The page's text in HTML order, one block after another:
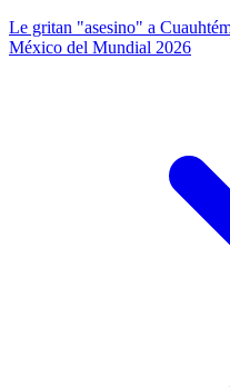
Le gritan "asesino" a
México del Mundial 2026